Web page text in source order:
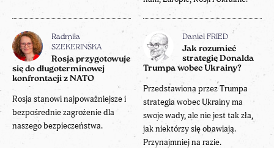
Radmiła
SZEKERINSKA
Rosja przygotowuje
się do długoterminowej
konfrontacji z NATO
Rosja stanowi najpoważniejsze i
bezpośrednie zagrożenie dla
naszego bezpieczeństwa.
Daniel FRIED
Jak rozumieć
strategię Donalda
Trumpa wobec Ukrainy?
Przedstawiona przez Trumpa
strategia wobec Ukrainy ma
swoje wady, ale nie jest tak zła,
jak niektórzy się obawiają.
Przynajmniej na razie.